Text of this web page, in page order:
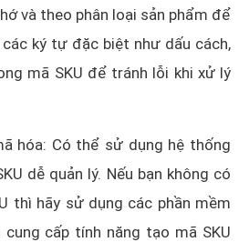
và theo phân loại sản phẩm để
các ký tự đặc biệt như dấu cách,
mã SKU để tránh lỗi khi xử lý
hóa: Có thể sử dụng hệ thống
dễ quản lý. Nếu bạn không có
thì hãy sử dụng các phần mềm
cung cấp tính năng tạo mã SKU